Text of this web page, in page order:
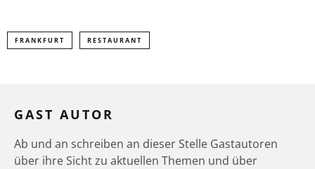
FRANKFURT RESTAURANT
GAST AUTOR
Ab und an schreiben an dieser Stelle Gastautoren
über ihre Sicht zu aktuellen Themen und über